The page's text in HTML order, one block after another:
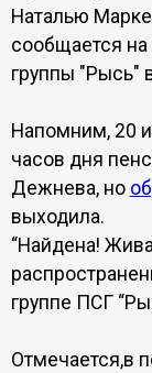
Наталью
сообщается на
группы "Рысь"
Напомним, 20
часов дня
Дежнева, но
выходила.
“Найдена!
группе ПСГ
Отмечается,в